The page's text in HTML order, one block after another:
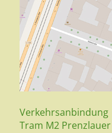
Verkehrsanbindung
Tram M2